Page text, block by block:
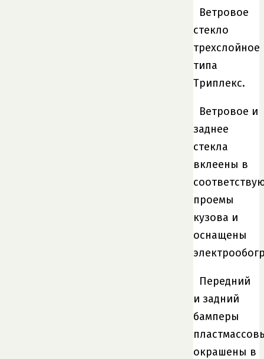
Ветровое
стекло
трехслойное
типа
Триплекс.
Ветровое и
заднее
стекла
вклеены в
проемы
кузова и
оснащены
Передний
и задний
бамперы
окрашены в